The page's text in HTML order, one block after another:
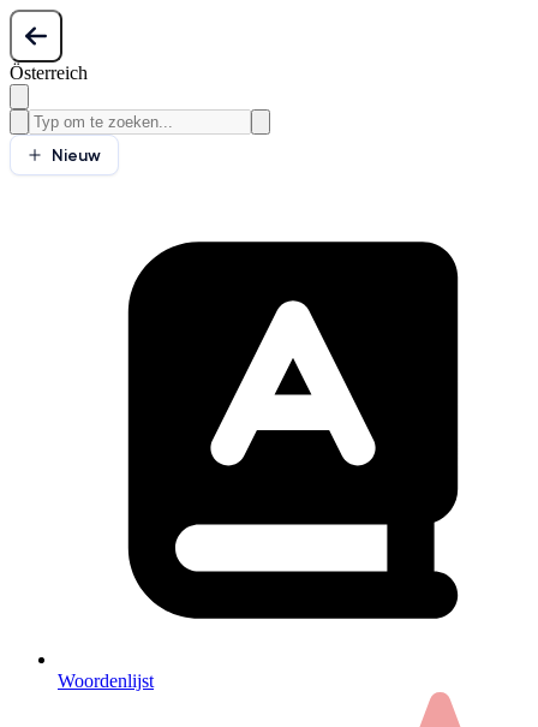
Österreich
Nieuw
Woordenlijst